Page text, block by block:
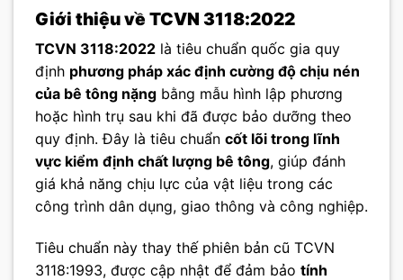
Giới thiệu về TCVN 3118:2022
TCVN 3118:2022 là tiêu chuẩn quốc gia quy
định phương pháp xác định cường độ chịu nén
của bê tông nặng bằng mẫu hình lập phương
hoặc hình trụ sau khi đã được bảo dưỡng theo
quy định. Đây là tiêu chuẩn cốt lõi trong lĩnh
vực kiểm định chất lượng bê tông, giúp đánh
giá khả năng chịu lực của vật liệu trong các
công trình dân dụng, giao thông và công nghiệp.
Tiêu chuẩn này thay thế phiên bản cũ TCVN
3118:1993, được cập nhật để đảm bảo tính